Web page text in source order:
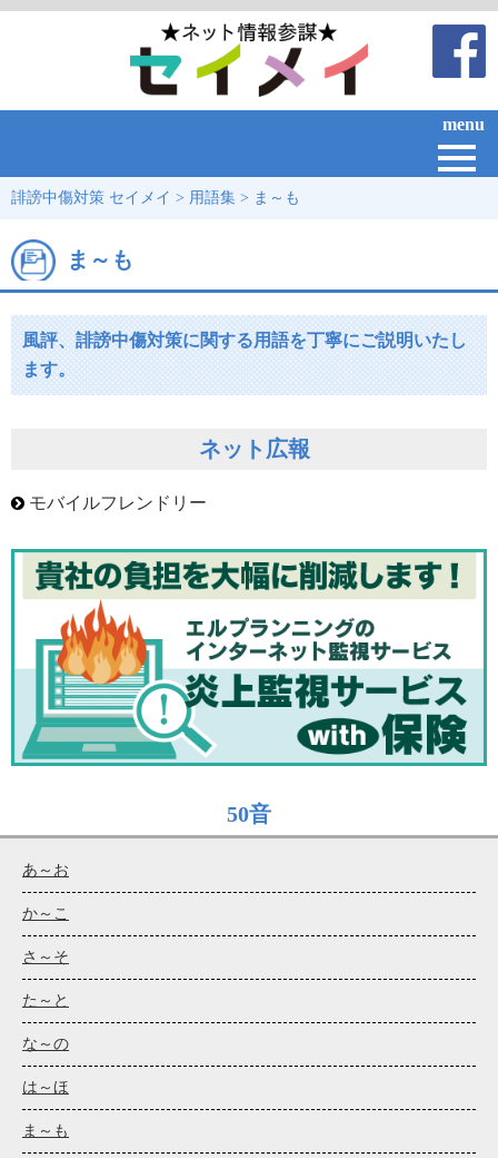
menu
誹謗中傷対策 セイメイ > 用語集 > ま～も
ま～も
風評、誹謗中傷対策に関する用語を丁寧にご説明いたし
ます。
ネット広報
モバイルフレンドリー
50音
あ～お
か～こ
さ～そ
た～と
な～の
は～ほ
ま～も